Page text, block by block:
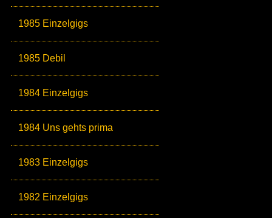
1985 Einzelgigs
1985 Debil
1984 Einzelgigs
1984 Uns gehts prima
1983 Einzelgigs
1982 Einzelgigs